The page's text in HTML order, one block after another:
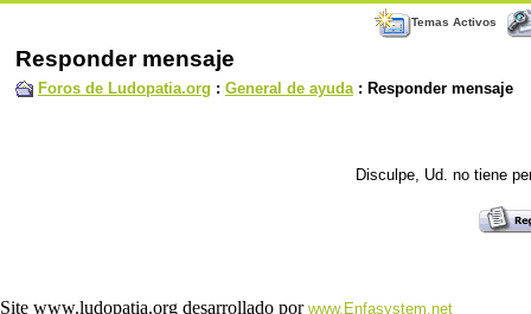
Temas Activos
Responder mensaje
Foros de Ludopatia.org : General de ayuda: Responder mensaje
Disculpe, Ud. no tiene
Site www.ludopatia.org desarrollado por www.Enfasystem.net